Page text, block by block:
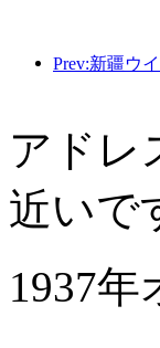
アドレ
近いで
1937年